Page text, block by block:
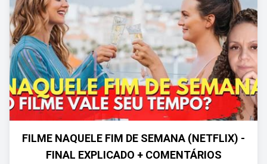
FILME NAQUELE FIM DE SEMANA (NETFLIX) -
FINAL EXPLICADO + COMENTÁRIOS